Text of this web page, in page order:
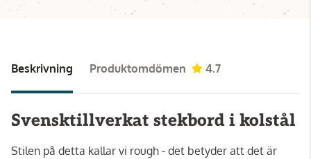
Beskrivning Produktomdömen 4.7
Svensktillverkat stekbord i kolstål
Stilen på detta kallar vi rough - det betyder att det är